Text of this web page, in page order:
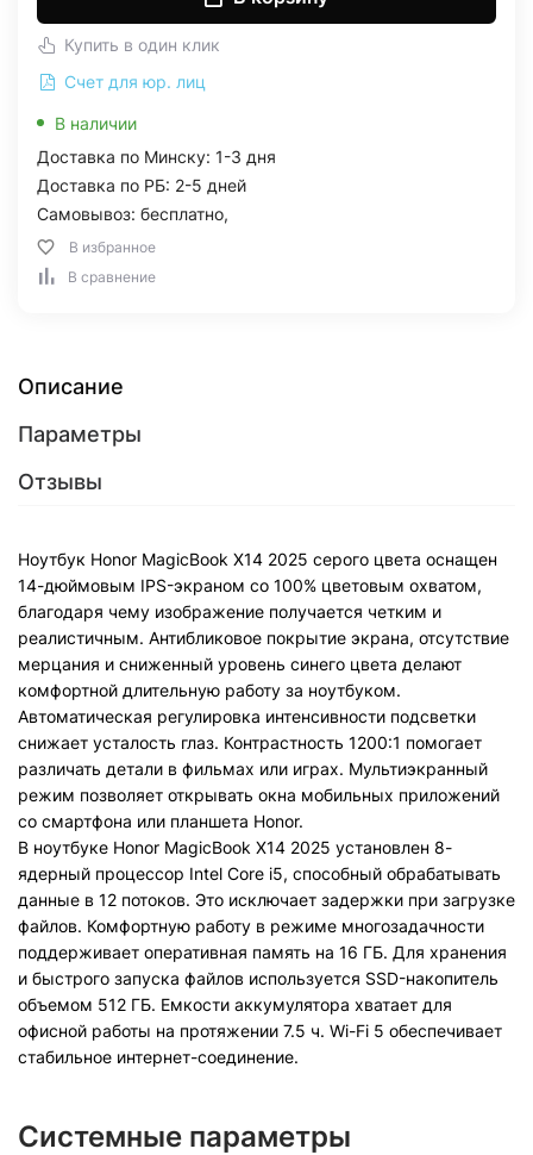
Купить в один клик
Счет для юр. лиц
В наличии
Доставка по Минску: 1-3 дня
Доставка по РБ: 2-5 дней
Самовывоз: бесплатно,
В избранное
В сравнение
Описание
Параметры
Отзывы
Ноутбук Honor MagicBook X14 2025 серого цвета оснащен
14-дюймовым IPS-экраном со 100% цветовым охватом,
благодаря чему изображение получается четким и
реалистичным. Антибликовое покрытие экрана, отсутствие
мерцания и сниженный уровень синего цвета делают
комфортной длительную работу за ноутбуком.
Автоматическая регулировка интенсивности подсветки
снижает усталость глаз. Контрастность 1200:1 помогает
различать детали в фильмах или играх. Мультиэкранный
режим позволяет открывать окна мобильных приложений
со смартфона или планшета Honor.
В ноутбуке Honor MagicBook X14 2025 установлен 8-
ядерный процессор Intel Core i5, способный обрабатывать
данные в 12 потоков. Это исключает задержки при загрузке
файлов. Комфортную работу в режиме многозадачности
поддерживает оперативная память на 16 ГБ. Для хранения
и быстрого запуска файлов используется SSD-накопитель
объемом 512 ГБ. Емкости аккумулятора хватает для
офисной работы на протяжении 7.5 ч. Wi-Fi 5 обеспечивает
стабильное интернет-соединение.
Системные параметры